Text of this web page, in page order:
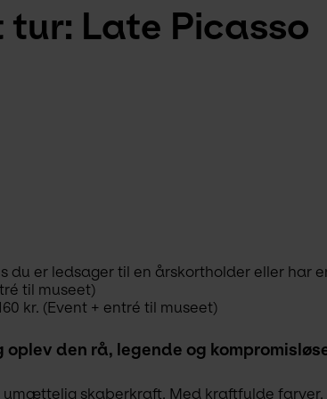
tur: Late Picasso
du er ledsager til en årskortholder eller har
til museet)
kr. (Event + entré til museet)
den rå, legende og
skaberkraft. Med kraftfulde